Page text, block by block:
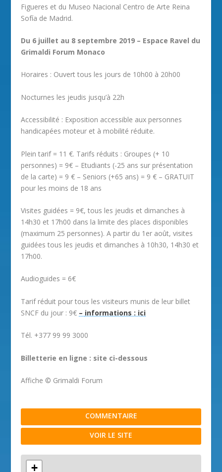
Figueres et du Museo Nacional Centro de Arte Reina
Sofía de Madrid.
Du 6 juillet au 8 septembre 2019 – Espace Ravel du
Grimaldi Forum Monaco
Horaires : Ouvert tous les jours de 10h00 à 20h00
Nocturnes les jeudis jusqu’à 22h
Accessibilité : Exposition accessible aux personnes
handicapées moteur et à mobilité réduite.
Plein tarif = 11 €. Tarifs réduits : Groupes (+ 10
personnes) = 9€ – Etudiants (-25 ans sur présentation
de la carte) = 9 € – Seniors (+65 ans) = 9 € – GRATUIT
pour les moins de 18 ans
Visites guidées = 9€, tous les jeudis et dimanches à
14h30 et 17h00 dans la limite des places disponibles
(maximum 25 personnes). A partir du 1er août, visites
guidées tous les jeudis et dimanches à 10h30, 14h30 et
17h00.
Audioguides = 6€
Tarif réduit pour tous les visiteurs munis de leur billet
SNCF du jour : 9€ – informations : ici
Tél. +377 99 99 3000
Billetterie en ligne : site ci-dessous
Affiche © Grimaldi Forum
COMMENTAIRE
VOIR LE SITE
+